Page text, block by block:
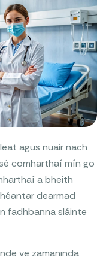
agus nuair nach
comharthaí mín go
a bheith
dearmad
fadhbanna sláinte
ve zamanında